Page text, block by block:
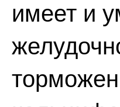
имеет и